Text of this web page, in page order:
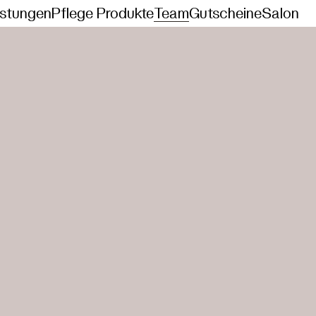
Pflege ProdukteTeamGutscheineSalon